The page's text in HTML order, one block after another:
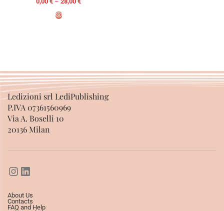
Ledizioni srl LediPublishing
P.IVA 07361560969
Via A. Boselli 10
20136 Milan
About Us
Contacts
FAQ and Help